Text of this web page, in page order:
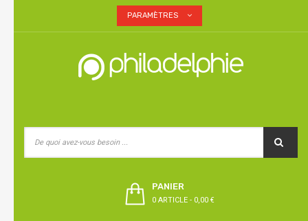
PARAMÈTRES
PANIER
0 ARTICLE - 0,00 €